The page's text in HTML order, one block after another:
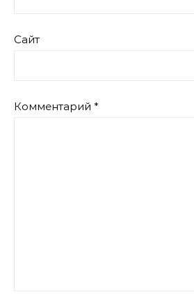
Сайт
Комментарий *